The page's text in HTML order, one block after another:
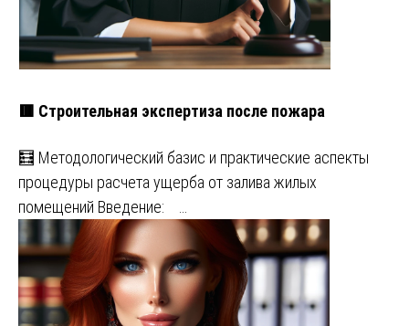
🟥 Строительная экспертиза после пожара
🧮 Методологический базис и практические аспекты
процедуры расчета ущерба от залива жилых
помещений Введение: …